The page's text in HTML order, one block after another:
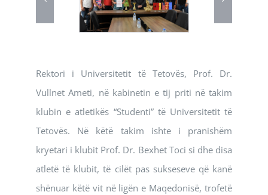
Rektori i Universitetit të Tetovës, Prof. Dr.
Vullnet Ameti, në kabinetin e tij priti në takim
klubin e atletikës “Studenti” të Universitetit të
Tetovës. Në këtë takim ishte i pranishëm
kryetari i klubit Prof. Dr. Bexhet Toci si dhe disa
atletë të klubit, të cilët pas sukseseve që kanë
shënuar këtë vit në ligën e Maqedonisë, trofetë